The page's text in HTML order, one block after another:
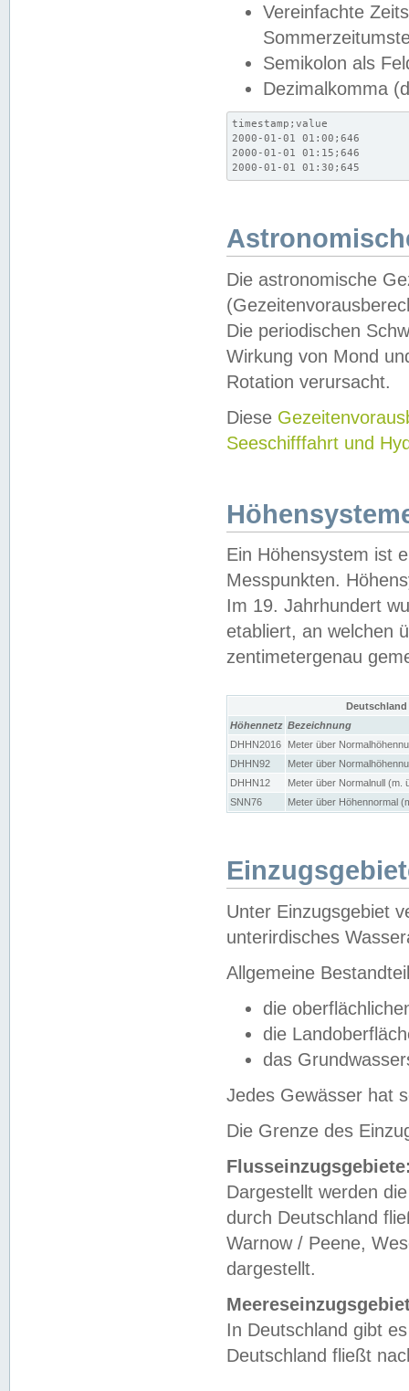
Vereinfachte
Semikolon als
Dezimalkomma
timestamp;value
2000-01-01 01:00;646
2000-01-01 01:15;646
2000-01-01 01:30;645
Die astronomische
Die periodischen
Wirkung von Mond
Rotation verursacht.
Diese
Seeschifffahrt und
Ein Höhensystem ist
Messpunkten.
Im 19. Jahrhundert
etabliert, an welchen
zentimetergenau
Höhennetz Bezeichnung
DHHN2016
Meter über
DHHN92
Meter über
DHHN12
Meter über Normalnull (m.
SNN76
Meter über Höhennormal
Unter Einzugsgebiet
unterirdisches
Allgemeine
die
die
das
Jedes Gewässer hat
Die Grenze des
Dargestellt werden
durch Deutschland
Warnow / Peene,
dargestellt.
In Deutschland gibt
Deutschland fließt